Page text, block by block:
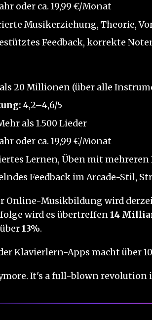
oder ca. 19,99 €/Monat
Musikerziehung, Theorie,
Feedback, korrekte
20 Millionen (über alle
4,2–4,6/5
als 1.500 Lieder
oder ca. 19,99 €/Monat
Lernen, Üben mit
Feedback im Arcade-Stil,
Online-Musikbildung wird
wird es übertreffen14
13%.
Klavierlern-Apps macht über
It's a full-blown revolution